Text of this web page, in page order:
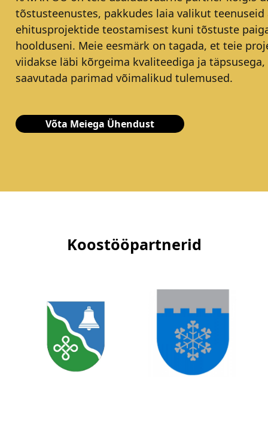
tõstusteenustes, pakkudes laia valikut teenuseid
ehitusprojektide teostamisest kuni tõstuste
hoolduseni. Meie eesmärk on tagada, et teie
viidakse läbi kõrgeima kvaliteediga ja täpsusega,
saavutada parimad võimalikud tulemused.
Võta Meiega Ühendust
Koostööpartnerid